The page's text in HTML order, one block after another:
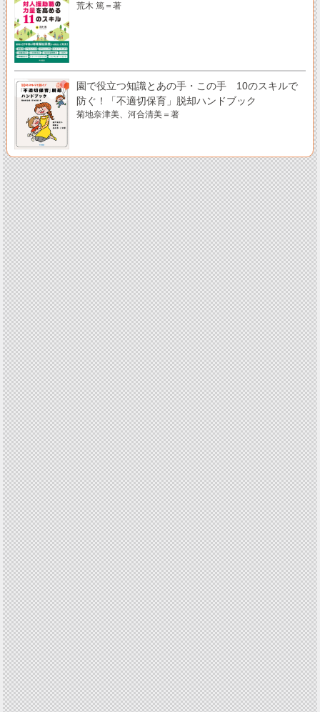
荒木 篤＝著
園で役立つ知識とあの手・この手 10のスキルで
防ぐ！「不適切保育」脱却ハンドブック
菊地奈津美、河合清美＝著